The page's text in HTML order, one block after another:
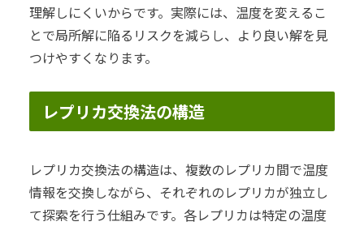
理解しにくいからです。実際には、温度を変えるこ
とで局所解に陥るリスクを減らし、より良い解を見
つけやすくなります。
レプリカ交換法の構造
レプリカ交換法の構造は、複数のレプリカ間で温度
情報を交換しながら、それぞれのレプリカが独立し
て探索を行う仕組みです。各レプリカは特定の温度